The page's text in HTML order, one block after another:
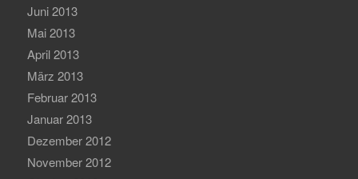
Juni 2013
Mai 2013
April 2013
März 2013
Februar 2013
Januar 2013
Dezember 2012
November 2012